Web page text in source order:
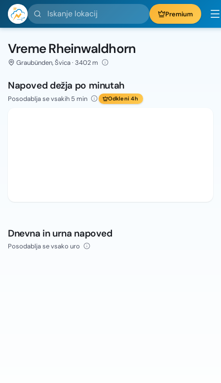
Iskanje lokacij Premium
Vreme Rheinwaldhorn
Graubünden, Švica · 3402 m
Napoved dežja po minutah
Posodablja se vsakih 5 min Odkleni 4h
Dnevna in urna napoved
Posodablja se vsako uro